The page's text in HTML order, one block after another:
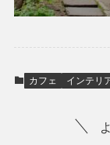
カフェ インテリ